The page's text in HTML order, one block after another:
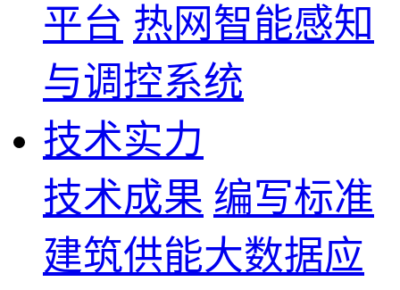
平台 热网智能感知
与调控系统
技术实力
技术成果 编写标准
建筑供能大数据应